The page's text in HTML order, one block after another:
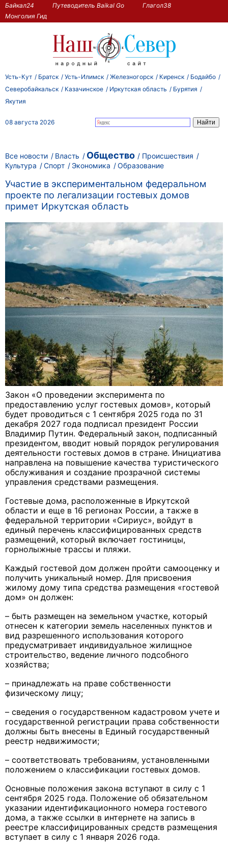
Байкал24 Путеводитель Baikal Go
Глагол38
Монголия Гид
Усть-Кут Братск Усть-Илимск Железногорск Киренск
Бодайбо
Северобайкальск
Казачинское Иркутская область
Бурятия
Якутия
08 августа 2026
Все новости Власть Общество
Происшествия
Культура
Спорт Экономика Образование
Участие в экспериментальном федеральном
проекте по легализации гостевых домов
примет Иркутская область
Закон «О проведении эксперимента по
предоставлению услуг гостевых домов», который
будет проводиться с 1 сентября 2025 года по 31
декабря 2027 года подписал президент России
Владимир Путин. Федеральный закон, подписанный
президентом, вводит новый порядок регулирования
деятельности гостевых домов в стране. Инициатива
направлена на повышение качества туристического
обслуживания и создание прозрачной системы
управления средствами размещения.
Гостевые дома, расположенные в Иркутской
области и еще в 16 регионах России, а также в
федеральной территории «Сириус», войдут в
единый перечень классифицированных средств
размещений, который включает гостиницы,
горнолыжные трассы и пляжи.
Каждый гостевой дом должен пройти самооценку и
получить уникальный номер. Для присвоения
жилому дому типа средства размещения «гостевой
дом» он должен:
– быть размещен на земельном участке, который
отнесен к категории земель населенных пунктов и
вид разрешенного использования которого
предусматривает индивидуальное жилищное
строительство, ведение личного подсобного
хозяйства;
– принадлежать на праве собственности
физическому лицу;
– сведения о государственном кадастровом учете и
государственной регистрации права собственности
должны быть внесены в Единый государственный
реестр недвижимости;
– соответствовать требованиям, установленными
положением о классификации гостевых домов.
Основные положения закона вступают в силу с 1
сентября 2025 года. Положение об обязательном
указании идентификационного номера гостевого
дома, а также ссылки в интернете на запись в
реестре классифицированных средств размещения
вступает в силу с 1 января 2026 года.